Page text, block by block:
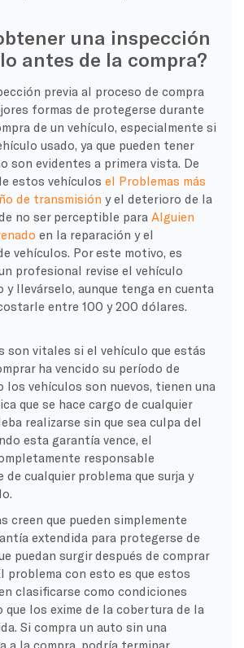
una inspección
antes de la compra?
previa al proceso de compra
formas de protegerse durante
de un vehículo, especialmente si
usado, ya que pueden tener
son evidentes a primera vista. De
estos vehículos el Problemas más
de transmisión y el deterioro de la
no ser perceptible para Alguien
en la reparación y el
vehículos. Por este motivo, es
profesional revise el vehículo
y llevárselo, aunque tenga en cuenta
entre 100 y 200 dólares.
son vitales si el vehículo que estás
ha vencido su período de
los vehículos son nuevos, tienen una
que se hace cargo de cualquier
realizarse sin que sea culpa del
esta garantía vence, el
responsable
de cualquier problema que surja y
creen que pueden simplemente
extendida para protegerse de
puedan surgir después de comprar
problema con esto es que estos
clasificarse como condiciones
que los exime de la cobertura de la
Si compra un auto sin una
a la compra, podría terminar